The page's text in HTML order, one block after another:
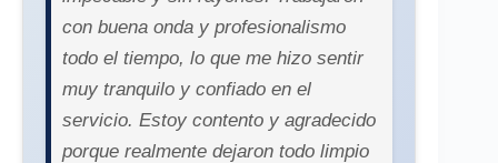
con buena onda y profesionalismo
todo el tiempo, lo que me hizo sentir
muy tranquilo y confiado en el
servicio. Estoy contento y agradecido
porque realmente dejaron todo limpio